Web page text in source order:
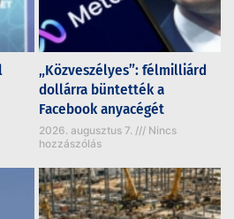
„Közveszélyes”: félmilliárd
dollárra büntették a
Facebook anyacégét
2026. augusztus 7.
Nincs
hozzászólás